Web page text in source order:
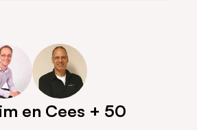
en Cees + 50